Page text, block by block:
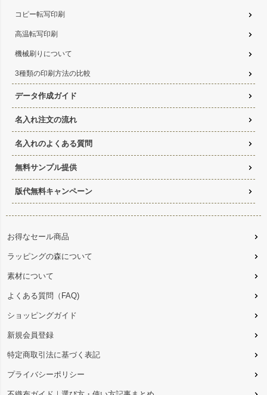
コピー転写印刷
高温転写印刷
機械刷りについて
3種類の印刷方法の比較
データ作成ガイド
名入れ注文の流れ
名入れのよくある質問
無料サンプル提供
版代無料キャンペーン
お得なセール商品
ラッピングの森について
素材について
よくある質問（FAQ)
ショッピングガイド
新規会員登録
特定商取引法に基づく表記
プライバシーポリシー